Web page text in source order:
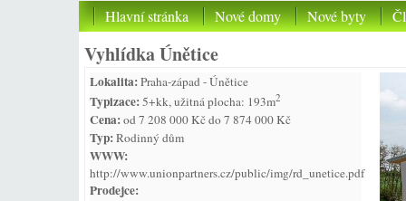
Hlavní stránka Nové domy Nové byty
Vyhlídka Únětice
Lokalita:Praha-západ - Únětice
Typizace:5+kk, užitná plocha: 193m2
Cena:od 7 208 000 Kč do 7 874 000 Kč
Typ:Rodinný dům
WWW:
http://www.unionpartners.cz/public/img/rd_unetice.pdf
Prodejce: